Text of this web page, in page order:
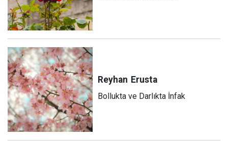
Reyhan Erusta
Bollukta ve Darlıkta İnfak